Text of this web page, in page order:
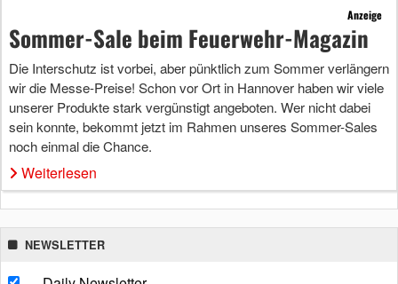
Anzeige
Sommer-Sale beim Feuerwehr-Magazin
Die Interschutz ist vorbei, aber pünktlich zum Sommer verlängern
wir die Messe-Preise! Schon vor Ort in Hannover haben wir viele
unserer Produkte stark vergünstigt angeboten. Wer nicht dabei
sein konnte, bekommt jetzt im Rahmen unseres Sommer-Sales
noch einmal die Chance.
Weiterlesen
NEWSLETTER